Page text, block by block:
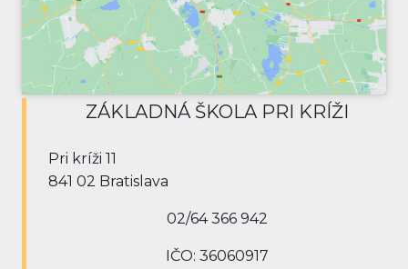
ZÁKLADNÁ ŠKOLA PRI KRÍŽI
Pri kríži 11
841 02 Bratislava
02/64 366 942
IČO: 36060917